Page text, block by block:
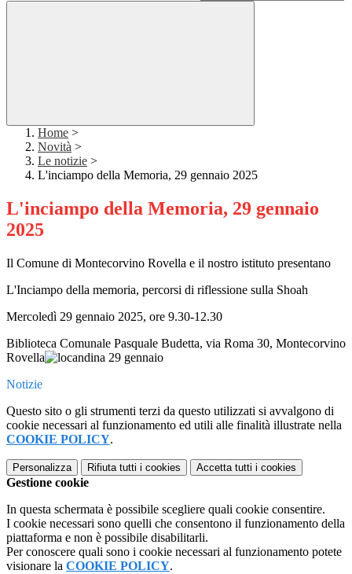
Home >
Novità >
Le notizie >
L'inciampo della Memoria, 29 gennaio 2025
L'inciampo della Memoria, 29 gennaio
2025
Il Comune di Montecorvino Rovella e il nostro istituto presentano
L'Inciampo della memoria, percorsi di riflessione sulla Shoah
Mercoledì 29 gennaio 2025, ore 9.30-12.30
Biblioteca Comunale Pasquale Budetta, via Roma 30, Montecorvino
Rovella
Notizie
Questo sito o gli strumenti terzi da questo utilizzati si avvalgono di
cookie necessari al funzionamento ed utili alle finalità illustrate nella
COOKIE POLICY.
Personalizza Rifiuta tutti i cookies Accetta tutti i cookies
Gestione cookie
In questa schermata è possibile scegliere quali cookie consentire.
I cookie necessari sono quelli che consentono il funzionamento della
piattaforma e non è possibile disabilitarli.
Per conoscere quali sono i cookie necessari al funzionamento potete
visionare la COOKIE POLICY.